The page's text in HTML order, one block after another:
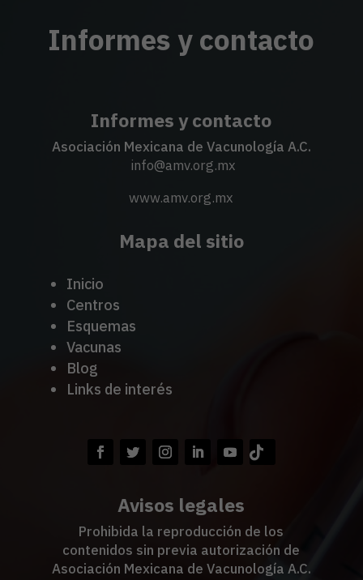
Informes y contacto
Informes y contacto
Asociación Mexicana de Vacunología A.C.
info@amv.org.mx
www.amv.org.mx
Mapa del sitio
Inicio
Centros
Esquemas
Vacunas
Blog
Links de interés
Avisos legales
Prohibida la reproducción de los
contenidos sin previa autorización de
Asociación Mexicana de Vacunología A.C.